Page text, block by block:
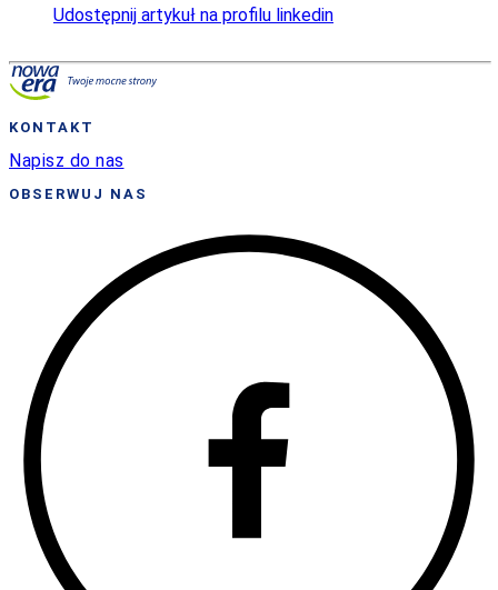
Udostępnij artykuł na profilu linkedin
KONTAKT
Napisz do nas
OBSERWUJ NAS